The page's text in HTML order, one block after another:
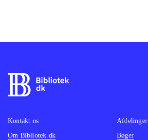
Kontakt os
Om Bibliotek.dk
Afdelinger
Bøger